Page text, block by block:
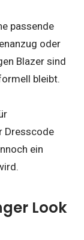
passende
oder
Blazer sind
bleibt.
Dresscode
ein
Look